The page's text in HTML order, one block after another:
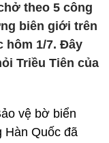
theo 5 công
biên giới trên
hôm 1/7. Đây
Triều Tiên của
vệ bờ biển
Hàn Quốc đã